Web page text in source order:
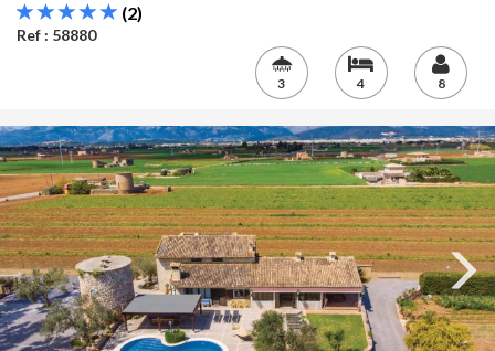
(2)
Ref : 58880
3 4 8
Next